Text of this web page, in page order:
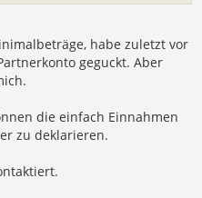
habe zuletzt vor
geguckt. Aber
die einfach Einnahmen
zu deklarieren.